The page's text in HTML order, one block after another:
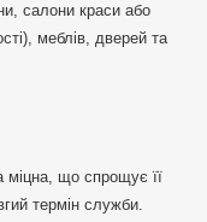
салони краси або
меблів, дверей та
міцна, що спрощує її
термін служби.